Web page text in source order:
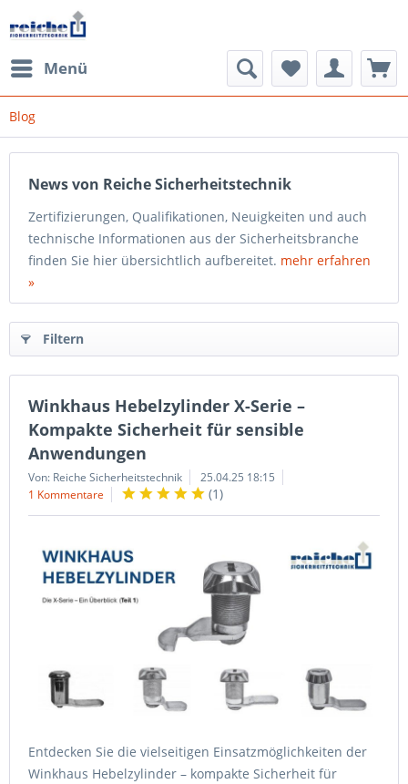
Menü
Blog
News von Reiche Sicherheitstechnik
Zertifizierungen, Qualifikationen, Neuigkeiten und auch
technische Informationen aus der Sicherheitsbranche
finden Sie hier übersichtlich aufbereitet. mehr erfahren
»
Filtern
Winkhaus Hebelzylinder X-Serie –
Kompakte Sicherheit für sensible
Anwendungen
Von: Reiche Sicherheitstechnik
25.04.25 18:15
1 Kommentare
(1)
Entdecken Sie die vielseitigen Einsatzmöglichkeiten der
Winkhaus Hebelzylinder – kompakte Sicherheit für